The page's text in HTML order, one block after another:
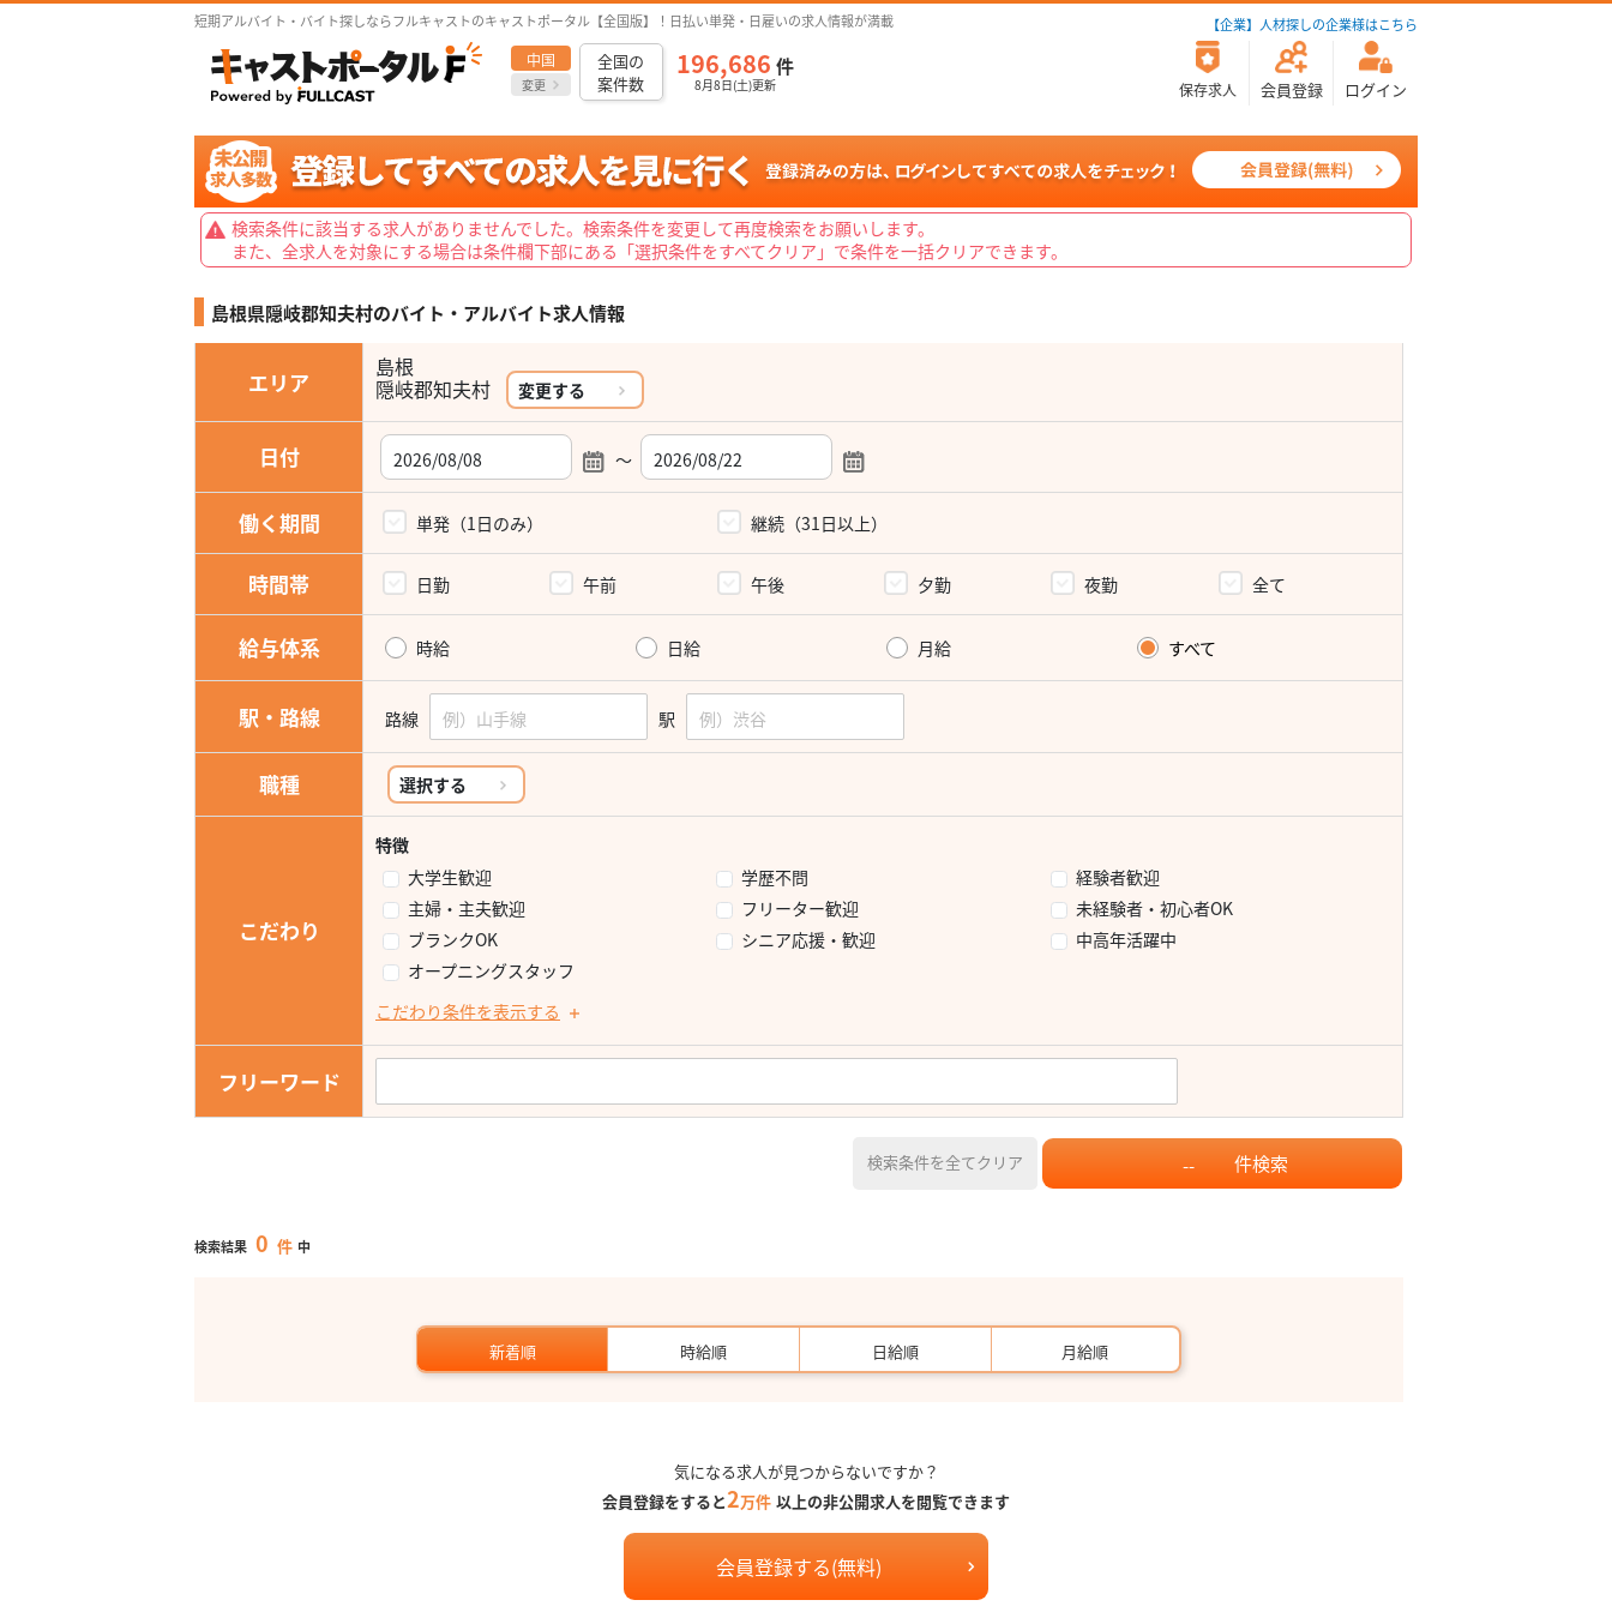
短期アルバイト・バイト探しならフルキャストのキャストポータル【全国版】！日払い単発・日雇いの求人情報が満載 【企業】人材探しの企業様はこちら
中国
変更
全国の
案件数
196,686 件
8月8日(土)更新 保存求人 会員登録 ログイン
検索条件に該当する求人がありませんでした。検索条件を変更して再度検索をお願いします。
また、全求人を対象にする場合は条件欄下部にある「選択条件をすべてクリア」で条件を一括クリアできます。
島根県隠岐郡知夫村のバイト・アルバイト求人情報
エリア
島根
隠岐郡知夫村 変更する
日付 ～
働く期間 単発（1日のみ） 継続（31日以上）
時間帯 日勤 午前 午後 夕勤 夜勤 全て
給与体系 時給 日給 月給 すべて
駅・路線 路線 駅
職種 選択する
こだわり
特徴
大学生歓迎
学歴不問
経験者歓迎
主婦・主夫歓迎
フリーター歓迎
未経験者・初心者OK
ブランクOK
シニア応援・歓迎
中高年活躍中
オープニングスタッフ
こだわり条件を表示する
フリーワード
検索条件を全てクリア -- 件検索
検索結果 0 件 中
新着順 時給順 日給順 月給順
気になる求人が見つからないですか？
会員登録をすると2万件 以上の非公開求人を閲覧できます
会員登録する(無料)